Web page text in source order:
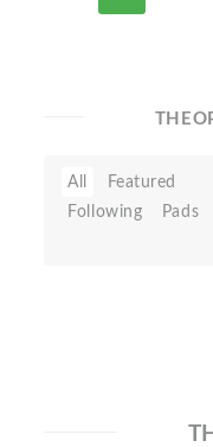
All
Featured
Following
Pads